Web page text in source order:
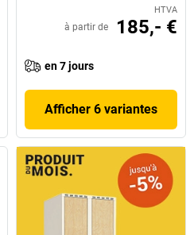
HTVA
à partir de 185,- €
en 7 jours
Afficher 6 variantes